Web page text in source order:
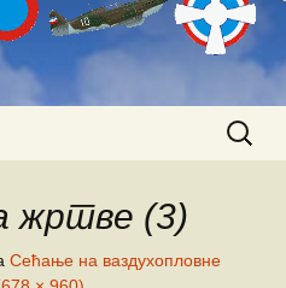
жртве (3)
Сећање на ваздухопловне